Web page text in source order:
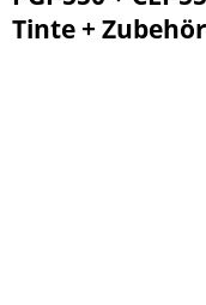
Tinte + Zubehör